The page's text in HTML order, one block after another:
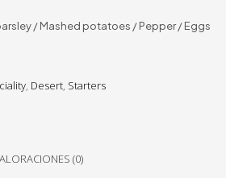
/ Mashed potatoes / Pepper / Eggs
, Desert, Starters
(0)